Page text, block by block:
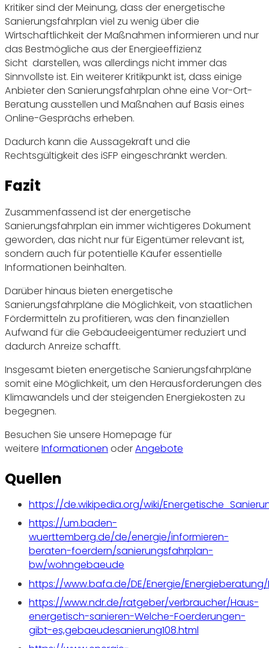
Kritiker sind der Meinung, dass der energetische
Sanierungsfahrplan viel zu wenig über die
Wirtschaftlichkeit der Maßnahmen informieren und nur
das Bestmögliche aus der Energieeffizienz
Sicht darstellen, was allerdings nicht immer das
Sinnvollste ist. Ein weiterer Kritikpunkt ist, dass einige
Anbieter den Sanierungsfahrplan ohne eine Vor-Ort-
Beratung ausstellen und Maßnahen auf Basis eines
Online-Gesprächs erheben.
Dadurch kann die Aussagekraft und die
Rechtsgültigkeit des iSFP eingeschränkt werden.
Fazit
Zusammenfassend ist der energetische
Sanierungsfahrplan ein immer wichtigeres Dokument
geworden, das nicht nur für Eigentümer relevant ist,
sondern auch für potentielle Käufer essentielle
Informationen beinhalten.
Darüber hinaus bieten energetische
Sanierungsfahrpläne die Möglichkeit, von staatlichen
Fördermitteln zu profitieren, was den finanziellen
Aufwand für die Gebäudeeigentümer reduziert und
dadurch Anreize schafft.
Insgesamt bieten energetische Sanierungsfahrpläne
somit eine Möglichkeit, um den Herausforderungen des
Klimawandels und der steigenden Energiekosten zu
begegnen.
Besuchen Sie unsere Homepage für
weitere Informationen oderAngebote
Quellen
https://de.wikipedia.org/wiki/
https://um.baden-
wuerttemberg.de/de/energie/informieren-
beraten-foerdern/sanierungsfahrplan-
bw/wohngebaeude
https://www.bafa.de/DE/Energie/
https://www.ndr.de/ratgeber/verbraucher/Haus-
energetisch-sanieren-Welche-Foerderungen-
gibt-es,gebaeudesanierung108.html